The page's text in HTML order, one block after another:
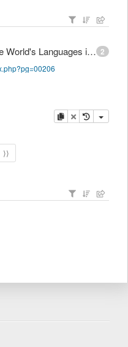
2
UNESCO Interactive Atlas of the World's Languages in Danger
копировать
удалить
⟩⟩